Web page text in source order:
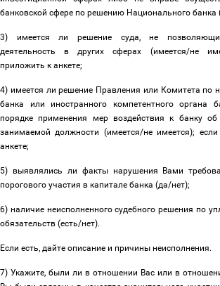
банковской сфере по решению Национального банка
3) имеется ли решение суда, не
деятельность в других сферах (имеется/не
приложить к анкете;
4) имеется ли решение Правления или Комитета по
банка или иностранного компетентного органа
порядке применения мер воздействия к банку
занимаемой должности (имеется/не имеется);
анкете;
5) выявлялись ли факты нарушения Вами
порогового участия в капитале банка (да/нет);
6) наличие неисполненного судебного решения по
обязательств (есть/нет).
Если есть, дайте описание и причины неисполнения.
7) Укажите, были ли в отношении Вас или в